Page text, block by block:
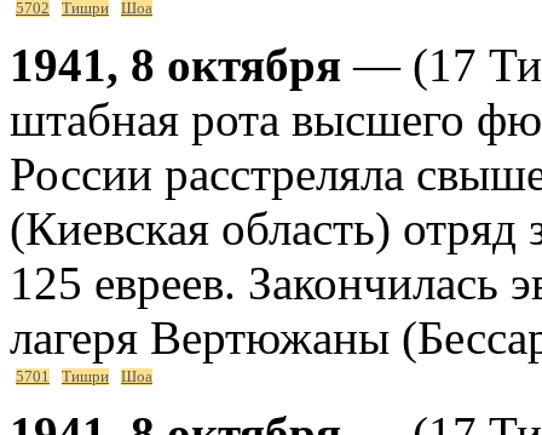
5702 Тишри Шоа
1941, 8 октября — (17
штабная рота высшего
России расстреляла
(Киевская область)
125 евреев. Закончилась
лагеря Вертюжаны
5701 Тишри Шоа